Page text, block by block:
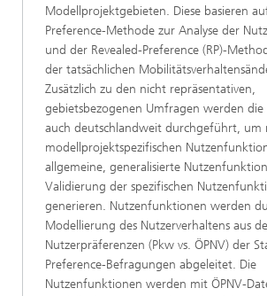
Modellprojektgebieten. Diese basieren
Preference-Methode zur Analyse der
und der Revealed-Preference (RP)-
der tatsächlichen
Zusätzlich zu den nicht repräsentativen,
gebietsbezogenen Umfragen werden
auch deutschlandweit durchgeführt, um
modellprojektspezifischen
allgemeine, generalisierte
Validierung der spezifischen
generieren. Nutzenfunktionen werden
Modellierung des Nutzerverhaltens aus
Nutzerpräferenzen (Pkw vs. ÖPNV) der
Preference-Befragungen abgeleitet. Die
Nutzenfunktionen werden mit ÖPNV-